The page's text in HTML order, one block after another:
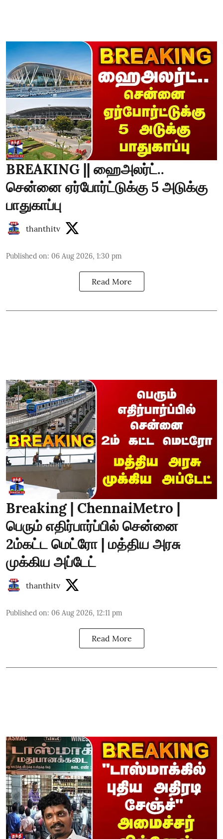
BREAKING || ஹைஅலர்ட்..
சென்னை ஏர்போர்ட்டுக்கு 5 அடுக்கு
பாதுகாப்பு
thanthitv
Published on: 06 Aug 2026, 1:30 pm
Read More
Breaking | ChennaiMetro |
பெரும் எதிர்பார்ப்பில் சென்னை
2ம்கட்ட மெட்ரோ | மத்திய அரசு
முக்கிய அப்டேட்
thanthitv
Published on: 06 Aug 2026, 12:11 pm
Read More